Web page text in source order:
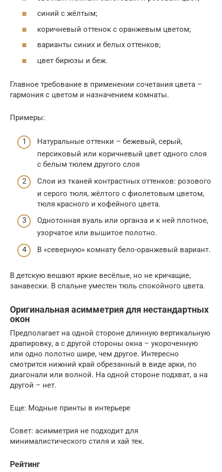
синий с жёлтым;
коричневый оттенок с оранжевым цветом;
варианты синих и белых оттенков;
цвет бирюзы и беж.
Главное требование в применении сочетания цвета –
гармония с цветом и назначением комнаты.
Примеры:
Натуральные оттенки – бежевый, серый,
персиковый или коричневый цвет одного слоя
с белым тюлем другого слоя
Слои из тканей контрастных оттенков: розового
и серого тюля, жёлтого с фиолетовым цветом,
тюля красного и кофейного цвета.
Однотонная вуаль или органза и к ней плотное,
узорчатое или вышитое полотно.
В «северную» комнату бело-оранжевый вариант.
В детскую вешают яркие весёлые, но не кричащие,
занавески. В спальне уместен тюль спокойного цвета.
Оригинальная асимметрия для нестандартных
окон
Предполагает на одной стороне длинную вертикальную
драпировку, а с другой стороны окна – укороченную
или одно полотно шире, чем другое. Интересно
смотрится нижний край обрезанный в виде арки, по
диагонали или волной. На одной стороне подхват, а на
другой – нет.
Еще: Модные принты в интерьере
Совет: асимметрия не подходит для
минималистического стиля и хай тек.
Рейтинг